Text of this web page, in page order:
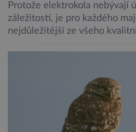
Protože elektrokola nebývají
záležitostí, je pro každého
nejdůležitější ze všeho
Skutečně nepřehání? Pokud
podíváme na ochranu jejich
Electrified S2 a X2, pak je […]